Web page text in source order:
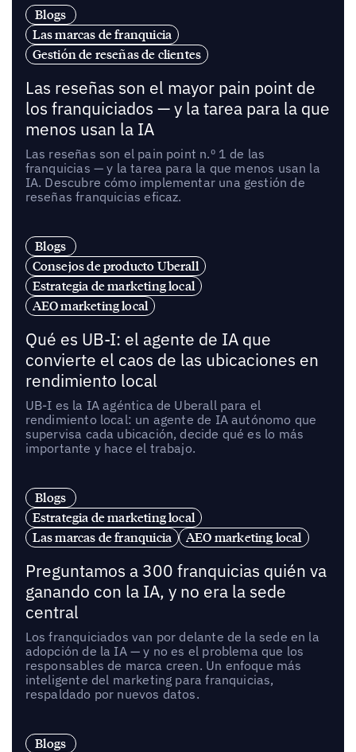
Blogs
Las marcas de franquicia
Gestión de reseñas de clientes
Las reseñas son el mayor pain point de
los franquiciados — y la tarea para la que
menos usan la IA
Las reseñas son el pain point n.º 1 de las
franquicias — y la tarea para la que menos usan la
IA. Descubre cómo implementar una gestión de
reseñas franquicias eficaz.
Blogs
Consejos de producto Uberall
Estrategia de marketing local
AEO marketing local
Qué es UB-I: el agente de IA que
convierte el caos de las ubicaciones en
rendimiento local
UB-I es la IA agéntica de Uberall para el
rendimiento local: un agente de IA autónomo que
supervisa cada ubicación, decide qué es lo más
importante y hace el trabajo.
Blogs
Estrategia de marketing local
Las marcas de franquicia
AEO marketing local
Preguntamos a 300 franquicias quién va
ganando con la IA, y no era la sede
central
Los franquiciados van por delante de la sede en la
adopción de la IA — y no es el problema que los
responsables de marca creen. Un enfoque más
inteligente del marketing para franquicias,
respaldado por nuevos datos.
Blogs